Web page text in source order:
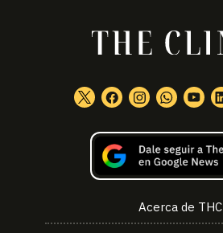
Acerca de THC